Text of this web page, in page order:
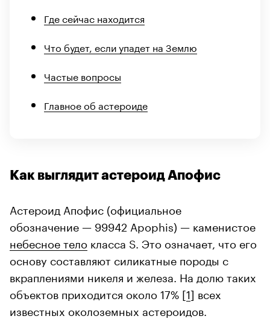
Где сейчас находится
Что будет, если упадет на Землю
Частые вопросы
Главное об астероиде
Как выглядит астероид Апофис
Астероид Апофис (официальное
обозначение — 99942 Apophis) — каменистое
небесное тело класса S. Это означает, что его
основу составляют силикатные породы с
вкраплениями никеля и железа. На долю таких
объектов приходится около 17% [1] всех
известных околоземных астероидов.